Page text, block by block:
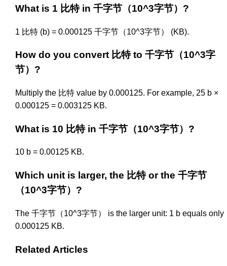
What is 1 比特 in 千字节（10^3字节）?
1 比特 (b) = 0.000125 千字节（10^3字节） (KB).
How do you convert 比特 to 千字节（10^3字
节）?
Multiply the 比特 value by 0.000125. For example, 25 b ×
0.000125 = 0.003125 KB.
What is 10 比特 in 千字节（10^3字节）?
10 b = 0.00125 KB.
Which unit is larger, the 比特 or the 千字节
（10^3字节）?
The 千字节（10^3字节） is the larger unit: 1 b equals only
0.000125 KB.
Related Articles